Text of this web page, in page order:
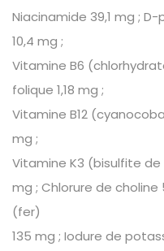
Niacinamide 39,1 mg ;
10,4 mg ;
Vitamine B6
folique 1,18 mg ;
Vitamine B12
mg ;
Vitamine K3 (bisulfite
mg ; Chlorure de
(fer)
135 mg ; Iodure de